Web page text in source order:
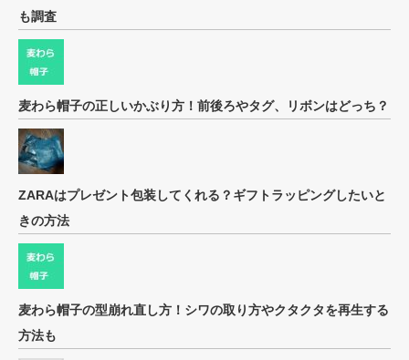
も調査
麦わら帽子の正しいかぶり方！前後ろやタグ、リボンはどっち？
ZARAはプレゼント包装してくれる？ギフトラッピングしたいと
きの方法
麦わら帽子の型崩れ直し方！シワの取り方やクタクタを再生する
方法も